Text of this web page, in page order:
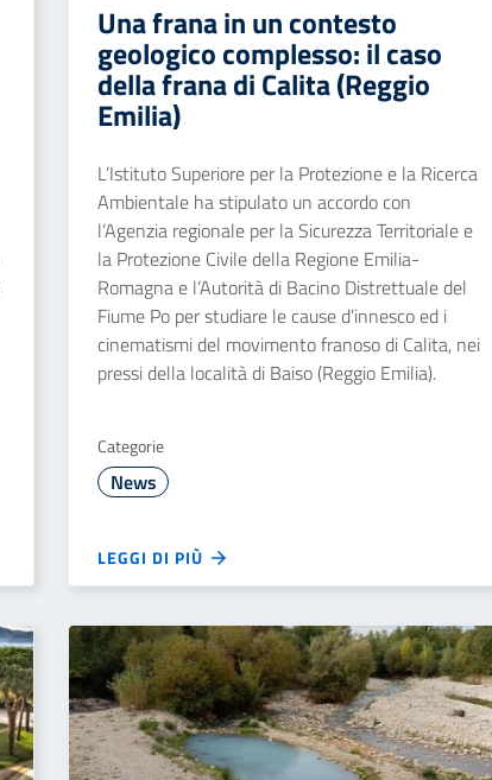
Una frana in un contesto
geologico complesso: il caso
della frana di Calita (Reggio
Emilia)
L’Istituto Superiore per la Protezione e la Ricerca
Ambientale ha stipulato un accordo con
l’Agenzia regionale per la Sicurezza Territoriale e
la Protezione Civile della Regione Emilia-
Romagna e l’Autorità di Bacino Distrettuale del
Fiume Po per studiare le cause d’innesco ed i
cinematismi del movimento franoso di Calita, nei
pressi della località di Baiso (Reggio Emilia).
Categorie
News
LEGGI DI PIÙ